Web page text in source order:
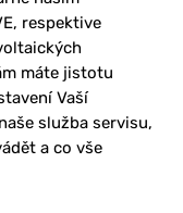
respektive
máte jistotu
Vaší
služba servisu,
a co vše